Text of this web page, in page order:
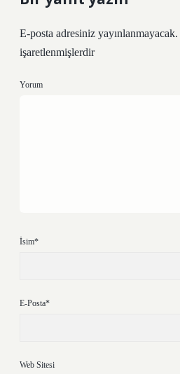
E-posta adresiniz yayınlanmayacak.
işaretlenmişlerdir
Yorum
İsim*
E-Posta*
Web Sitesi